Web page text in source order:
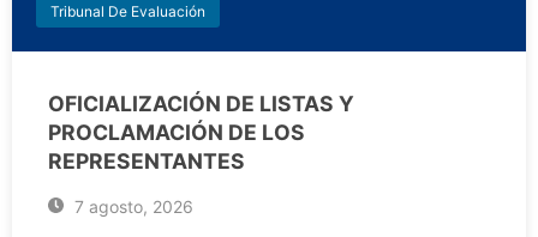
Tribunal De Evaluación
OFICIALIZACIÓN DE LISTAS Y
PROCLAMACIÓN DE LOS
REPRESENTANTES
7 agosto, 2026